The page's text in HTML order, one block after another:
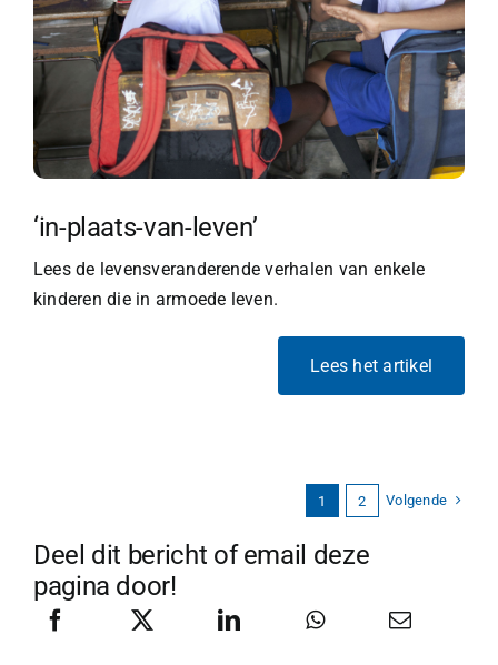
‘in-plaats-van-leven’
Lees de levensveranderende verhalen van enkele
kinderen die in armoede leven.
Lees het artikel
1 2 Volgende
Deel dit bericht of email deze
pagina door!